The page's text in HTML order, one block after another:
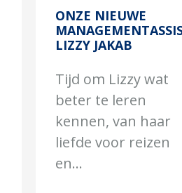
ONZE NIEUWE
LIZZY JAKAB
Tijd om Lizzy wat
beter te leren
kennen, van haar
liefde voor reizen
en...